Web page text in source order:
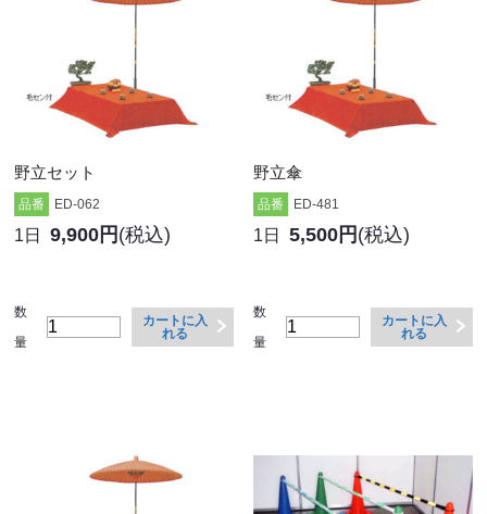
野立セット
品番 ED-062
1日 9,900円 (税込)
数
量
カートに入
れる
野立傘
品番 ED-481
1日 5,500円 (税込)
数
量
カートに入
れる